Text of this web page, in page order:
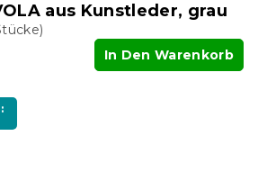
aus Kunstleder, grau
In Den Warenkorb